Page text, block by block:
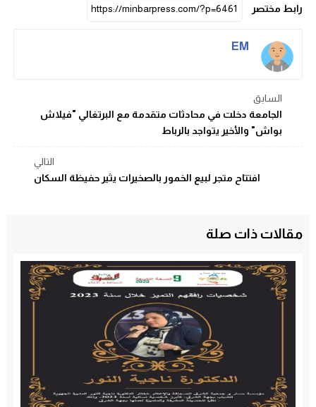
رابط مختصر
EM
السابق
الجامعة دخلت في محادثات متقدمة مع البرتغالي "فيلاش
بواش" والأخير يتواجد بالرباط
التالي
افتتاح متجر لبيع الخمور بالصخيرات يثير حفيظة السكان
مقالات ذات صلة